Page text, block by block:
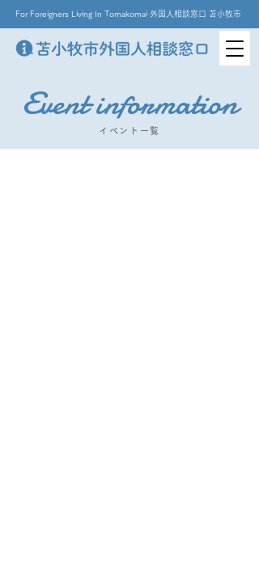
For Foreigners Living In Tomakomai 外国人相談窓口 苫小牧市
Event information
イベント一覧